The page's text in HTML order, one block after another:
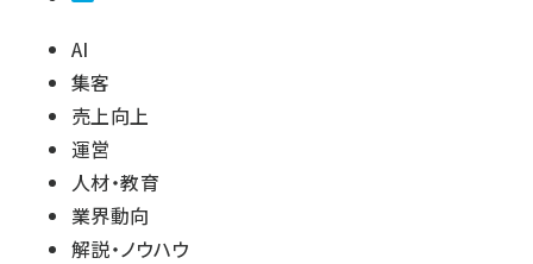
AI
集客
売上向上
運営
人材・教育
業界動向
解説・ノウハウ